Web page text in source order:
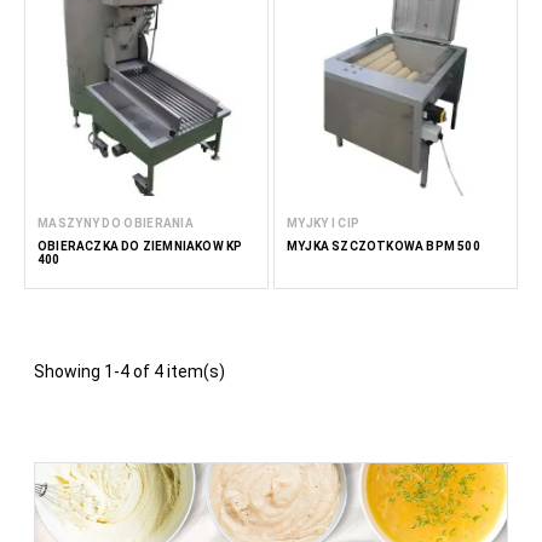
niektórych owoców. Ponadto niektóre maszyny do obierania
wykorzystują szczotki walcowe do delikatnego usuwania
skórek, co jest odpowiednie dla produktów wymagających
delikatniejszego dotyku.
Zalety maszyn do obierania
Wydajność:
Zautomatyzowanie procesu obierania
znacznie przyspiesza produkcję i zmniejsza nakład
pracy ręcznej.
rezultaty, zapewniając, że każdy produkt jest obierany
minimalizuje straty i odpady produktu, zwiększając
minimalizując ryzyko skażenia i przestrzegając norm
bezpieczeństwa żywności.
Zastosowania w przemyśle spożywczym
MASZYNY DO OBIERANIA
OBIERACZKA DO ZIEMNIAKÓW KP
400
MYJKY I CIP
MYJKA SZCZOTKOWA BPM 500
Showing 1-4 of 4 item(s)